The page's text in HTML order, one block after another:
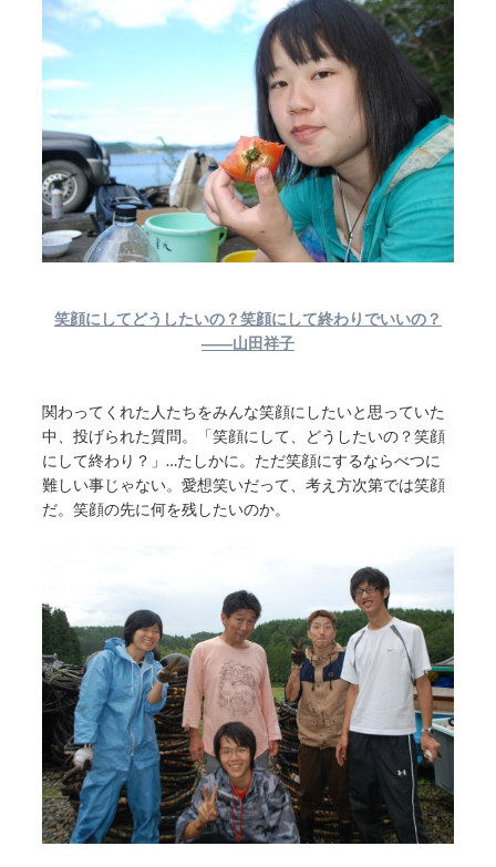
笑顔にしてどうしたいの？笑顔にして終わりでいいの？
――山田祥子
関わってくれた人たちをみんな笑顔にしたいと思っていた
中、投げられた質問。「笑顔にして、どうしたいの？笑顔
にして終わり？」…たしかに。ただ笑顔にするならべつに
難しい事じゃない。愛想笑いだって、考え方次第では笑顔
だ。笑顔の先に何を残したいのか。